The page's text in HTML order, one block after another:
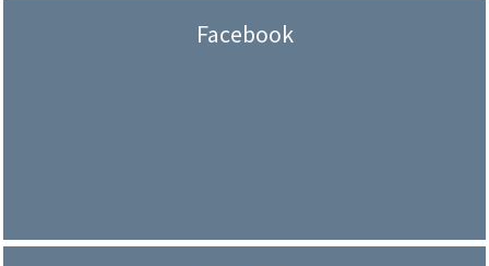
Facebook